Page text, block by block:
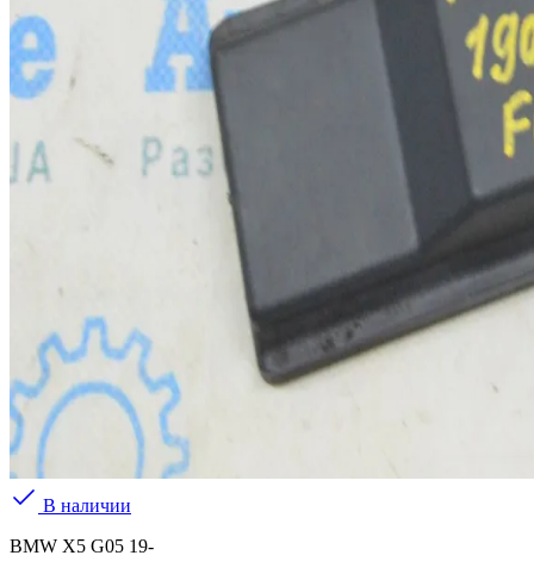
В наличии
BMW X5 G05 19-